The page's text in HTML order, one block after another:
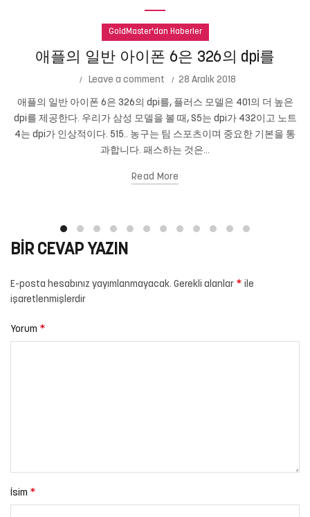
GoldMaster'dan Haberler
애플의 일반 아이폰 6은 326의 dpi를
Leave a comment 28 Aralık 2018
애플의 일반 아이폰 6은 326의 dpi를, 플러스 모델은 401의 더 높은
dpi를 제공한다. 우리가 삼성 모델을 볼 때, S5는 dpi가 432이고 노트
4는 dpi가 인상적이다. 515.. 농구는 팀 스포츠이며 중요한 기본을 통
과합니다. 패스하는 것은...
Read More
BIR CEVAP YAZIN
E-posta hesabınız yayımlanmayacak. Gerekli alanlar * ile
işaretlenmişlerdir
Yorum *
İsim *